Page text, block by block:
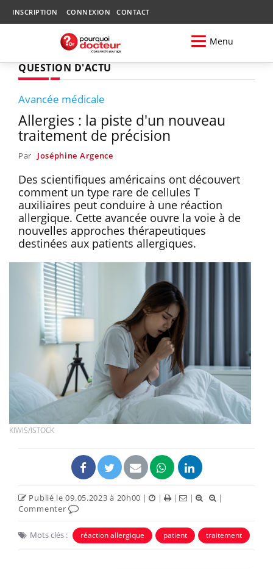
INSCRIPTION CONNEXION CONTACT
Menu
QUESTION D'ACTU
Avancée médicale
Allergies : la piste d'un nouveau
traitement de précision
Par Joséphine Argence
Des scientifiques américains ont découvert
comment un type rare de cellules T
auxiliaires peut conduire à une réaction
allergique. Cette avancée ouvre la voie à de
nouvelles approches thérapeutiques
destinées aux patients allergiques.
KIWIS/ISTOCK
Publié le 09.05.2023 à 20h00 | | | |
|
Commenter
Mots clés : réaction allergique patient traitement